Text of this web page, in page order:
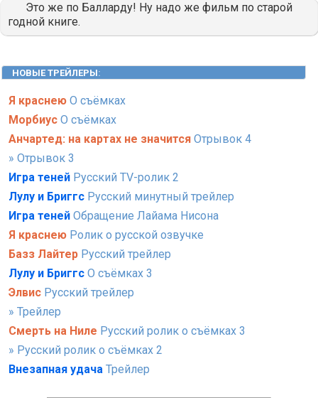
Это же по Балларду! Ну надо же фильм по старой
годной книге.
НОВЫЕ ТРЕЙЛЕРЫ:
Я краснею О съёмках
Морбиус О съёмках
Анчартед: на картах не значится Отрывок 4
» Отрывок 3
Игра теней Русский TV-ролик 2
Лулу и Бриггс Русский минутный трейлер
Игра теней Обращение Лайама Нисона
Я краснею Ролик о русской озвучке
Базз Лайтер Русский трейлер
Лулу и Бриггс О съёмках 3
Элвис Русский трейлер
» Трейлер
Смерть на Ниле Русский ролик о съёмках 3
» Русский ролик о съёмках 2
Внезапная удача Трейлер